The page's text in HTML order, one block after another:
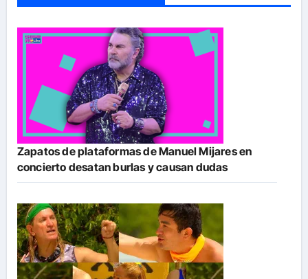
Zapatos de plataformas de Manuel Mijares en
concierto desatan burlas y causan dudas